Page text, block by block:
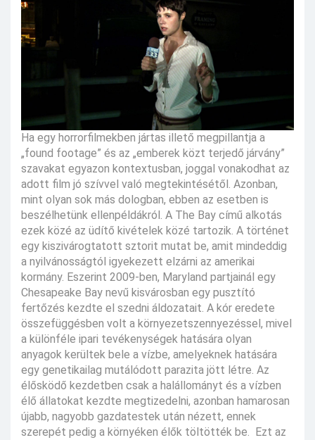
Ha egy horrorfilmekben jártas illető megpillantja a
„found footage” és az „emberek közt terjedő járvány”
szavakat egyazon kontextusban, joggal vonakodhat az
adott film jó szívvel való megtekintésétől. Azonban,
mint olyan sok más dologban, ebben az esetben is
beszélhetünk ellenpéldákról. A The Bay című alkotás
ezek közé az üdítő kivételek közé tartozik. A történet
egy kiszivárogtatott sztorit mutat be, amit mindeddig
a nyilvánosságtól igyekezett elzárni az amerikai
kormány. Eszerint 2009-ben, Maryland partjainál egy
Chesapeake Bay nevű kisvárosban egy pusztító
fertőzés kezdte el szedni áldozatait. A kór eredete
összefüggésben volt a környezetszennyezéssel, mivel
a különféle ipari tevékenységek hatására olyan
anyagok kerültek bele a vízbe, amelyeknek hatására
egy genetikailag mutálódott parazita jött létre. Az
élősködő kezdetben csak a halállományt és a vízben
élő állatokat kezdte megtizedelni, azonban hamarosan
újabb, nagyobb gazdatestek után nézett, ennek
szerepét pedig a környéken élők töltötték be. Ezt az